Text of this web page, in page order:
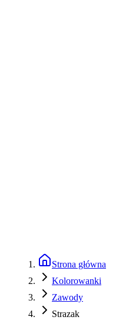
Strona główna
Kolorowanki
Zawody
Strazak